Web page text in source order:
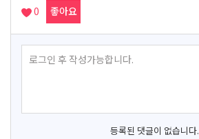
0 좋아요
등록된 댓글이 없습니다.